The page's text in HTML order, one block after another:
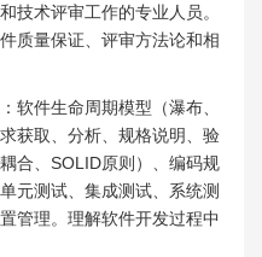
技术评审工作的专业人员。
质量保证、评审方法论和相
软件生命周期模型（瀑布、
获取、分析、规格说明、验
合、SOLID原则）、编码规
元测试、集成测试、系统测
管理。理解软件开发过程中